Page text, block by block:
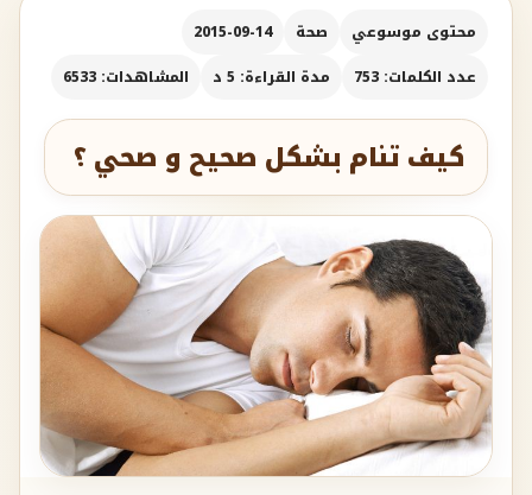
محتوى موسوعي صحة
2015-09-14
عدد الكلمات: 753
مدة القراءة: 5 د المشاهدات: 6533
كيف تنام بشكل صحيح و صحي ؟